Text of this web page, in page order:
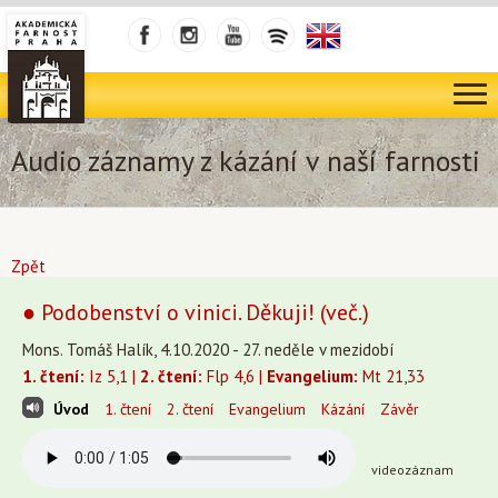
Audio záznamy z kázání v naší farnosti
Zpět
● Podobenství o vinici. Děkuji! (več.)
Mons. Tomáš Halík, 4.10.2020 - 27. neděle v mezidobí
1. čtení: Iz 5,1 | 2. čtení: Flp 4,6 | Evangelium: Mt 21,33
Úvod 1. čtení 2. čtení Evangelium Kázání Závěr
videozáznam